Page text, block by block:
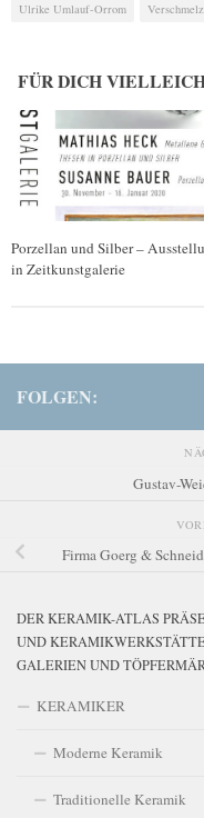
Ulrike Umlauf-Orrom
FÜR DICH
Porzellan und Silber –
in Zeitkunstgalerie
FOLGEN:
Gustav-
Firma Goerg &
DER KERAMIK-ATLAS
UND
GALERIEN UND
KERAMIKER
Moderne Keramik
Traditionelle Keramik